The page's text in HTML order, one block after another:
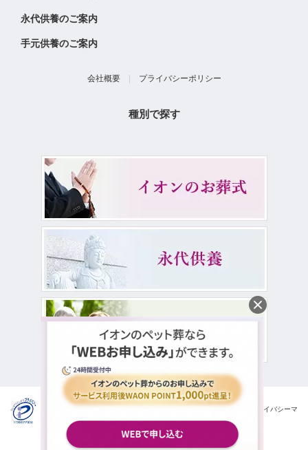
永代供養のご案内
手元供養のご案内
会社概要| プライバシーポリシー
種別で探す
イオンライフ株式会社は一般財団法人日本情報経済社会推進協会の
プライバシーマ
ークを取得しております。
© 2026 Co.,Ltd. All rights Reserved